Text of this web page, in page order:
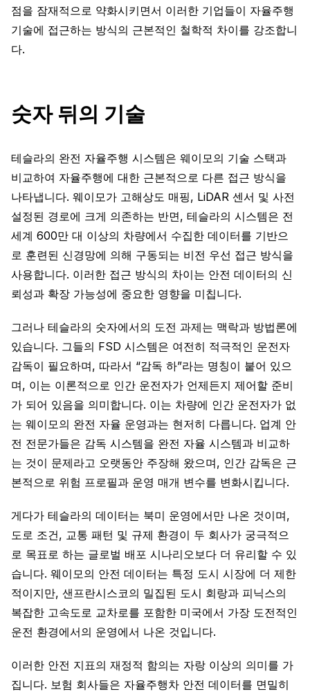
점을 잠재적으로 약화시키면서 이러한 기업들이 자율주행
기술에 접근하는 방식의 근본적인 철학적 차이를 강조합니
다.
숫자 뒤의 기술
테슬라의 완전 자율주행 시스템은 웨이모의 기술 스택과
비교하여 자율주행에 대한 근본적으로 다른 접근 방식을
나타냅니다. 웨이모가 고해상도 매핑, LiDAR 센서 및 사전
설정된 경로에 크게 의존하는 반면, 테슬라의 시스템은 전
세계 600만 대 이상의 차량에서 수집한 데이터를 기반으
로 훈련된 신경망에 의해 구동되는 비전 우선 접근 방식을
사용합니다. 이러한 접근 방식의 차이는 안전 데이터의 신
뢰성과 확장 가능성에 중요한 영향을 미칩니다.
그러나 테슬라의 숫자에서의 도전 과제는 맥락과 방법론에
있습니다. 그들의 FSD 시스템은 여전히 적극적인 운전자
감독이 필요하며, 따라서 “감독 하”라는 명칭이 붙어 있으
며, 이는 이론적으로 인간 운전자가 언제든지 제어할 준비
가 되어 있음을 의미합니다. 이는 차량에 인간 운전자가 없
는 웨이모의 완전 자율 운영과는 현저히 다릅니다. 업계 안
전 전문가들은 감독 시스템을 완전 자율 시스템과 비교하
는 것이 문제라고 오랫동안 주장해 왔으며, 인간 감독은 근
본적으로 위험 프로필과 운영 매개 변수를 변화시킵니다.
게다가 테슬라의 데이터는 북미 운영에서만 나온 것이며,
도로 조건, 교통 패턴 및 규제 환경이 두 회사가 궁극적으
로 목표로 하는 글로벌 배포 시나리오보다 더 유리할 수 있
습니다. 웨이모의 안전 데이터는 특정 도시 시장에 더 제한
적이지만, 샌프란시스코의 밀집된 도시 회랑과 피닉스의
복잡한 고속도로 교차로를 포함한 미국에서 가장 도전적인
운전 환경에서의 운영에서 나온 것입니다.
이러한 안전 지표의 재정적 함의는 자랑 이상의 의미를 가
집니다. 보험 회사들은 자율주행차 안전 데이터를 면밀히